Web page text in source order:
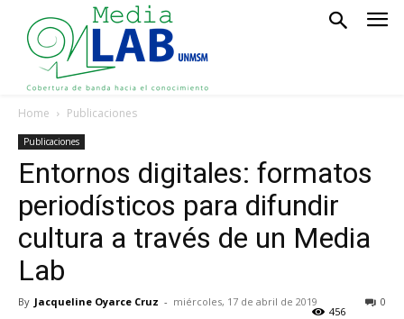
Home Publicaciones
Publicaciones
Entornos digitales: formatos
periodísticos para difundir
cultura a través de un Media
Lab
By Jacqueline Oyarce Cruz - miércoles, 17 de abril de 2019 0
456